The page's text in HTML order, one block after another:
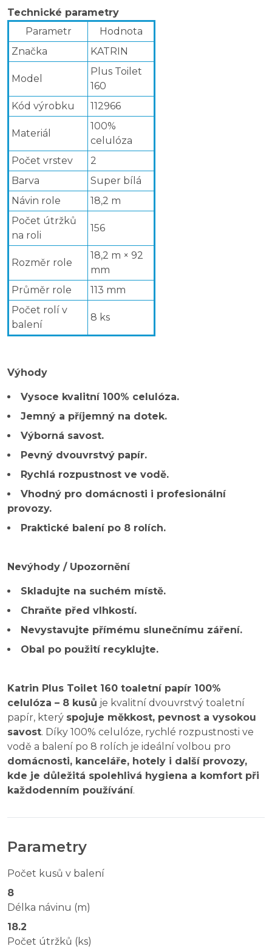
Technické parametry
Parametr
Hodnota
Značka
KATRIN
Model
Plus Toilet
160
Kód výrobku
112966
Materiál
100%
celulóza
Počet vrstev
2
Barva
Super bílá
Návin role
18,2 m
Počet útržků
na roli
156
Rozměr role
18,2 m × 92
mm
Průměr role
113 mm
Počet rolí v
balení
8 ks
Výhody
Vysoce kvalitní 100% celulóza.
Jemný a příjemný na dotek.
Výborná savost.
Pevný dvouvrstvý papír.
Rychlá rozpustnost ve vodě.
Vhodný pro domácnosti i profesionální
provozy.
Praktické balení po 8 rolích.
Nevýhody / Upozornění
Skladujte na suchém místě.
Chraňte před vlhkostí.
Nevystavujte přímému slunečnímu záření.
Obal po použití recyklujte.
Katrin Plus Toilet 160 toaletní papír 100%
celulóza – 8 kusů je kvalitní dvouvrstvý toaletní
papír, který spojuje měkkost, pevnost a vysokou
savost. Díky 100% celulóze, rychlé rozpustnosti ve
vodě a balení po 8 rolích je ideální volbou pro
domácnosti, kanceláře, hotely i další provozy,
kde je důležitá spolehlivá hygiena a komfort při
každodenním používání.
Parametry
Počet kusů v balení
8
Délka návinu (m)
18.2
Počet útržků (ks)